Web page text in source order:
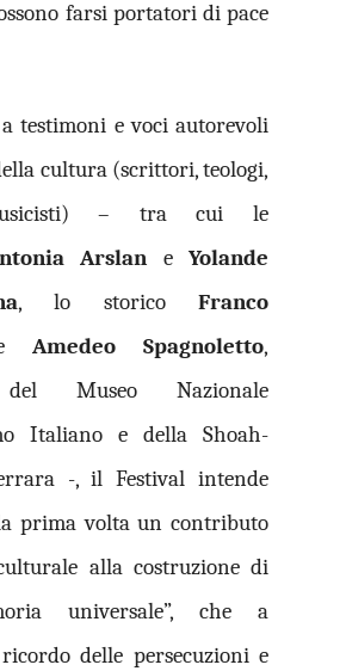
farsi portatori di pace
testimoni e voci autorevoli
cultura (scrittori, teologi,
– tra cui le
Arslan e Yolande
, lo storico Franco
Amedeo Spagnoletto,
Museo Nazionale
Italiano e della Shoah-
-, il Festival intende
prima volta un contributo
alla costruzione di
universale”, che a
delle persecuzioni e